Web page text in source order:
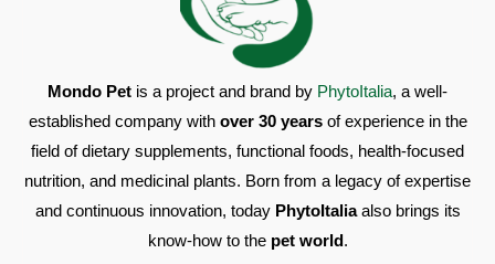
Mondo Pet is a project and brand by PhytoItalia, a well-
established company with over 30 yearsof experience in the
field of dietary supplements, functional foods, health-focused
nutrition, and medicinal plants. Born from a legacy of expertise
and continuous innovation, today PhytoItaliaalso brings its
know-how to the pet world.